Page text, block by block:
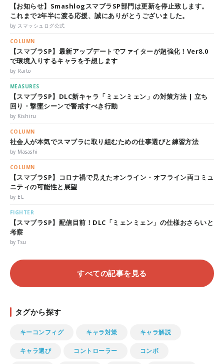
【お知らせ】SmashlogスマブラSP部門は更新を停止致します。
これまで2年半に渡る応援、誠にありがとうございました。
by スマッシュログ公式
COLUMN
【スマブラSP】最新アップデートでファイターが超強化！Ver8.0
で環境入りするキャラを予想します
by Raito
MEASURES
【スマブラSP】DLC新キャラ「ミェンミェン」の対策方法 | 立ち
回り・撃墜シーンで警戒すべき行動
by Kishiru
COLUMN
社会人が本気でスマブラに取り組むための仕事選びと練習方法
by Masashi
COLUMN
【スマブラSP】コロナ禍で見えたオンライン・オフライン両コミュ
ニティの可能性と展望
by EL
FIGHTER
【スマブラSP】配信目前！DLC「ミェンミェン」の仕様おさらいと
考察
by Tsu
すべての記事を見る
タグから探す
キーコンフィグ キャラ対策 キャラ解説
キャラ選び コントローラー コンボ